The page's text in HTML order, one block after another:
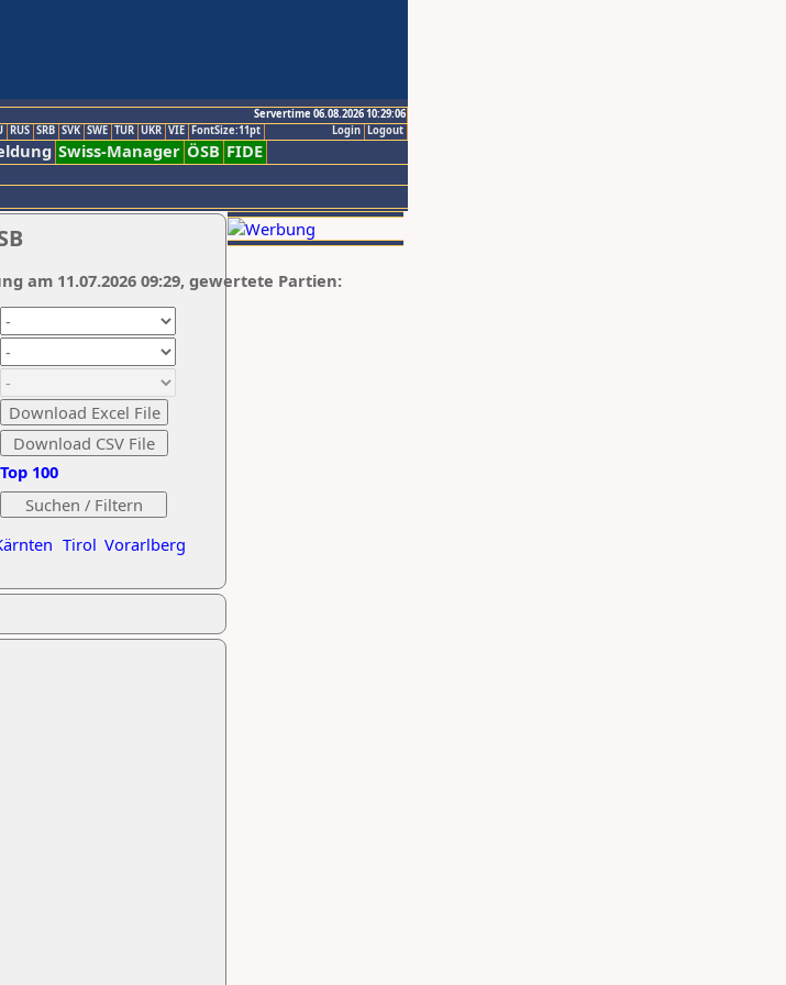
Servertime 06.08.2026 10:29:06
Logout
Login
RUS SRB SVK SWE TUR UKR VIE FontSize:11pt
Swiss-Manager ÖSB FIDE
Tirol Vorarlberg
Top 100
am 11.07.2026 09:29, gewertete Partien: